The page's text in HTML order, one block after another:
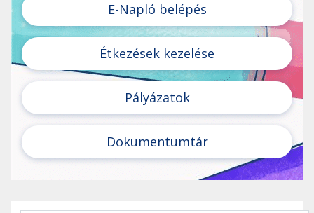
E-Napló belépés
Étkezések kezelése
Pályázatok
Dokumentumtár